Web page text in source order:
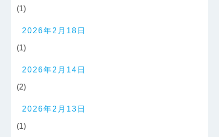
(1)
2026年2月18日
(1)
2026年2月14日
(2)
2026年2月13日
(1)